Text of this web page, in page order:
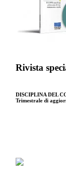
Rivista
DISCIPLINA DEL
Trimestrale di